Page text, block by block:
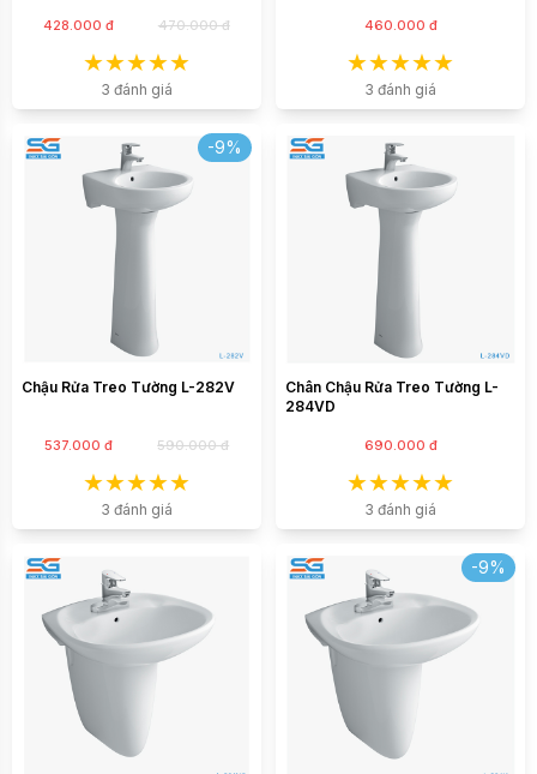
428.000 đ 470.000 đ
3 đánh giá
460.000 đ
3 đánh giá
-9%
Chậu Rửa Treo Tường L-282V
537.000 đ 590.000 đ
3 đánh giá
Chân Chậu Rửa Treo Tường L-
284VD
690.000 đ
3 đánh giá
-9%